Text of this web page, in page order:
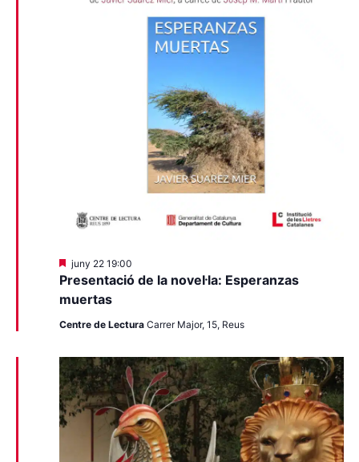
Presentació de la novel·la: Esperanzas
muertas
Destacats
juny 22 19:00
Centre de Lectura Carrer Major, 15, Reus